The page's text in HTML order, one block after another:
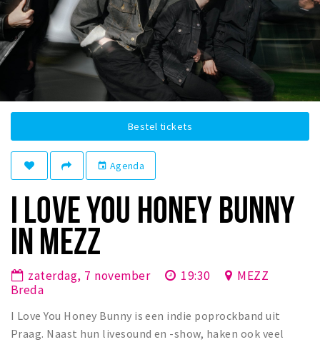
Drinken
Slapen
Recreatief
Winkels
Parkeren
Musea, theaters & podia
Uitjes & activiteiten
Toeristische routes
Natuurgebieden
Sport
Bestel tickets
event Agenda
I LOVE YOU HONEY BUNNY
IN MEZZ
zaterdag, 7 november 19:30
MEZZ
Breda
I Love You Honey Bunny is een indie poprockband uit
Praag. Naast hun livesound en -show, haken ook veel